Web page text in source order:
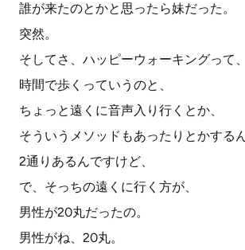
誰が来たのとかと思ったら妹だった。
突然。
そしてさ、ハッピーウォーキングって、
時間で歩くっていうのと、
ちょっと遠くに音声入り行くとか、
そういうメソッドもあったりとかする
2通りあるんですけど、
で、そっちの遠くに行く方が、
男性が20丸だったの。
男性がね、20丸。